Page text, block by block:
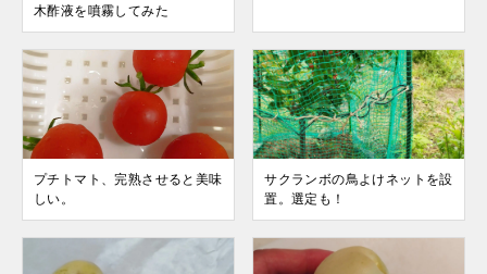
木酢液を噴霧してみた
プチトマト、完熟させると美味
しい。
サクランボの鳥よけネットを設
置。選定も！